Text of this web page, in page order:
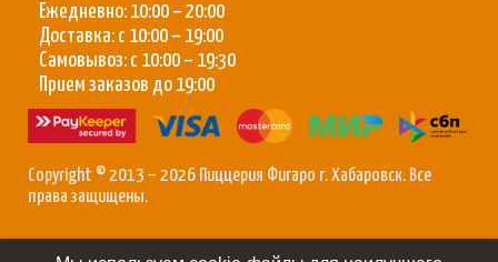
Ежедневно: 10:00 – 20:00
Доставка: с 10:00 – 19:00
Самовывоз: с 10:00 – 19:30
Прием заказов до 19:00
Copyright © 2013 – 2026 Пиццерия Фигаро г. Хабаровск. Все
права защищены.